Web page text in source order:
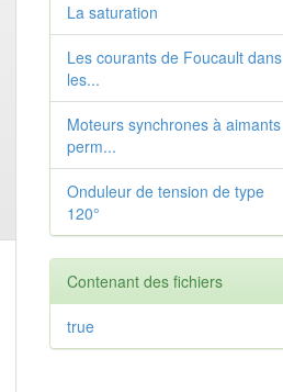
La saturation
Les courants de Foucault dans
les...
Moteurs synchrones à aimants
perm...
Onduleur de tension de type
120°
Contenant des fichiers
true